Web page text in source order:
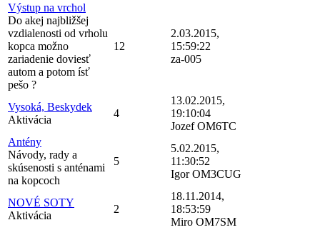
Výstup na vrchol
Do akej najbližšej
vzdialenosti od vrholu
kopca možno
zariadenie doviesť
autom a potom ísť
pešo ?
12
2.03.2015,
15:59:22
za-005
Vysoká, Beskydek
Aktivácia
4
13.02.2015,
19:10:04
Jozef OM6TC
Antény
Návody, rady a
skúsenosti s anténami
na kopcoch
5
5.02.2015,
11:30:52
Igor OM3CUG
NOVÉ SOTY
Aktivácia
2
18.11.2014,
18:53:59
Miro OM7SM